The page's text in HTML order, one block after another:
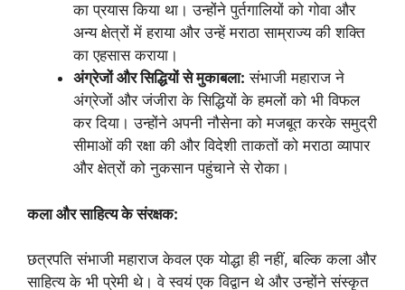
का प्रयास किया था। उन्होंने पुर्तगालियों को गोवा और
अन्य क्षेत्रों में हराया और उन्हें मराठा साम्राज्य की शक्ति
का एहसास कराया।
अंग्रेजों और सिद्धियों से मुकाबला: संभाजी महाराज ने
अंग्रेजों और जंजीरा के सिद्धियों के हमलों को भी विफल
कर दिया। उन्होंने अपनी नौसेना को मजबूत करके समुद्री
सीमाओं की रक्षा की और विदेशी ताकतों को मराठा व्यापार
और क्षेत्रों को नुकसान पहुंचाने से रोका।
कला और साहित्य के संरक्षक:
छत्रपति संभाजी महाराज केवल एक योद्धा ही नहीं, बल्कि कला और
साहित्य के भी प्रेमी थे। वे स्वयं एक विद्वान थे और उन्होंने संस्कृत